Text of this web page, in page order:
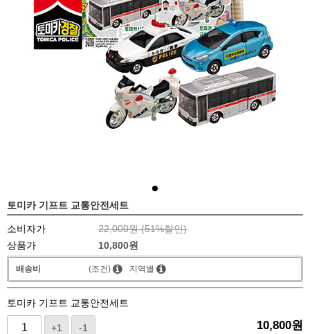
토미카 기프트 교통안전세트
소비자가 22,000원 (51%할인)
상품가
10,800원
배송비 (조건) 지역별
토미카 기프트 교통안전세트
+1 -1 10,800원